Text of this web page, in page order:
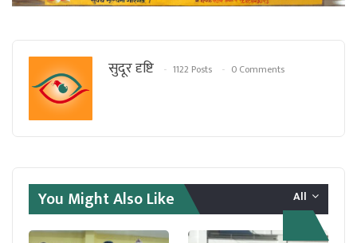
सुदूर दृष्टि 1122 Posts 0 Comments
All
You Might Also Like